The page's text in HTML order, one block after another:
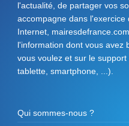
l'actualité, de partager vos
accompagne dans
Internet,
l'information dont vous avez
vous voulez et sur le
tablette, smartphone, ...).
Qui sommes-nous ?